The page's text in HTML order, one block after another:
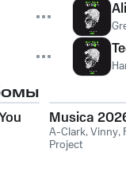
Musica
A-Clark,Vinny,
Project